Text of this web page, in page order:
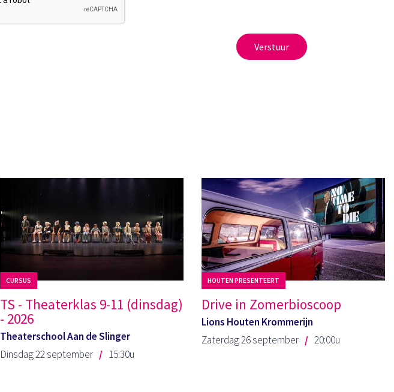
Verstuur
CURSUS
TS - Theaterklas 9-11 (dinsdag)
- 2026
Theaterschool Aan de Slinger
Dinsdag 22 september
15:30u
HOUTEN PRESENTEERT
Drive in Zomerbioscoop
Lions Houten Krommerijn
Zaterdag 26 september
20:00u